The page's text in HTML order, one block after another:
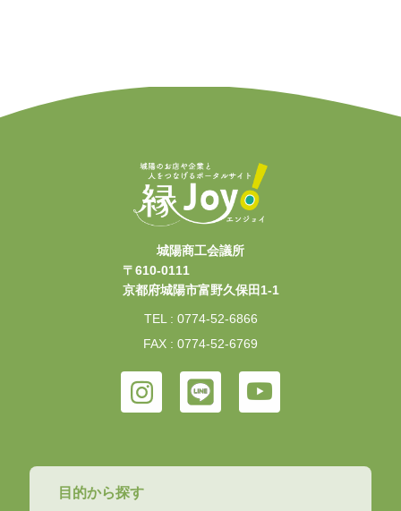
城陽商工会議所
〒610-0111
京都府城陽市富野久保田1-1
TEL : 0774-52-6866
FAX : 0774-52-6769
目的から探す